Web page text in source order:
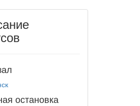
остановка